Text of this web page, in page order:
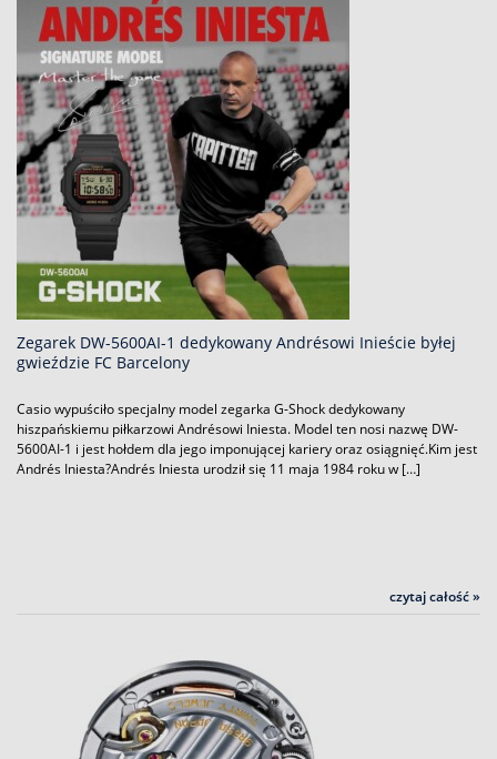
Zegarek DW-5600AI-1 dedykowany Andrésowi Inieście byłej
gwieździe FC Barcelony
Casio wypuściło specjalny model zegarka G-Shock dedykowany
hiszpańskiemu piłkarzowi Andrésowi Iniesta. Model ten nosi nazwę DW-
5600AI-1 i jest hołdem dla jego imponującej kariery oraz osiągnięć.Kim jest
Andrés Iniesta?Andrés Iniesta urodził się 11 maja 1984 roku w […]
czytaj całość »